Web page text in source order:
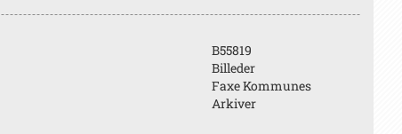
B55819
Billeder
Faxe Kommunes
Arkiver